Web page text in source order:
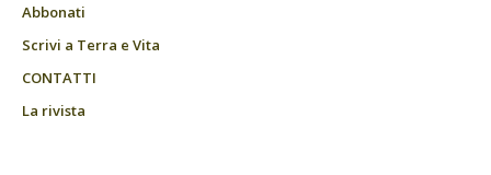
Abbonati
Scrivi a Terra e Vita
CONTATTI
La rivista